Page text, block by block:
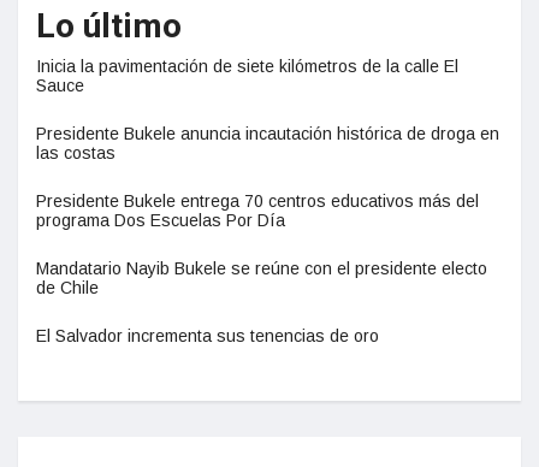
Lo último
Inicia la pavimentación de siete kilómetros de la calle El
Sauce
Presidente Bukele anuncia incautación histórica de droga en
las costas
Presidente Bukele entrega 70 centros educativos más del
programa Dos Escuelas Por Día
Mandatario Nayib Bukele se reúne con el presidente electo
de Chile
El Salvador incrementa sus tenencias de oro